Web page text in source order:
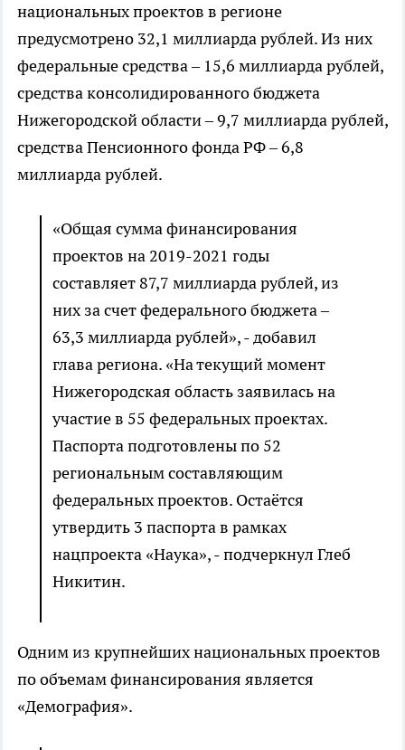
национальных проектов в регионе
предусмотрено 32,1 миллиарда рублей. Из них
федеральные средства – 15,6 миллиарда рублей,
средства консолидированного бюджета
Нижегородской области – 9,7 миллиарда рублей,
средства Пенсионного фонда РФ – 6,8
миллиарда рублей.
«Общая сумма финансирования
проектов на 2019-2021 годы
составляет 87,7 миллиарда рублей, из
них за счет федерального бюджета –
63,3 миллиарда рублей», - добавил
глава региона. «На текущий момент
Нижегородская область заявилась на
участие в 55 федеральных проектах.
Паспорта подготовлены по 52
региональным составляющим
федеральных проектов. Остаётся
утвердить 3 паспорта в рамках
нацпроекта «Наука», - подчеркнул Глеб
Никитин.
Одним из крупнейших национальных проектов
по объемам финансирования является
«Демография».